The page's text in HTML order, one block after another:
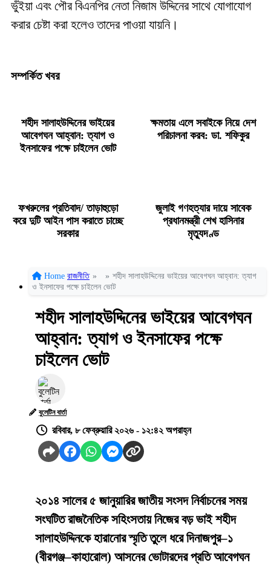
ভুঁইয়া এবং পৌর বিএনপির নেতা নিজাম উদ্দিনের সাথে যোগাযোগ
করার চেষ্টা করা হলেও তাদের পাওয়া যায়নি।
সম্পর্কিত খবর
শহীদ সালাহউদ্দিনের ভাইয়ের
আবেগঘন আহ্বান: ত্যাগ ও
ইনসাফের পক্ষে চাইলেন ভোট
ক্ষমতায় এলে সবাইকে নিয়ে দেশ
পরিচালনা করব: ডা. শফিকুর
ফখরুলের প্রতিবাদ/ তাড়াহুড়ো
করে দুটি আইন পাস করাতে চাচ্ছে
সরকার
জুলাই গণহত্যার দায়ে সাবেক
প্রধানমন্ত্রী শেখ হাসিনার
মৃত্যুদণ্ড
Home রাজনীতি » » শহীদ সালাহউদ্দিনের ভাইয়ের আবেগঘন আহ্বান: ত্যাগ
ও ইনসাফের পক্ষে চাইলেন ভোট
শহীদ সালাহউদ্দিনের ভাইয়ের আবেগঘন
আহ্বান: ত্যাগ ও ইনসাফের পক্ষে
চাইলেন ভোট
বুলেটিন বার্তা
রবিবার, ৮ ফেব্রুয়ারি ২০২৬ - ১২:৪২ অপরাহ্ন
২০১৪ সালের ৫ জানুয়ারির জাতীয় সংসদ নির্বাচনের সময়
সংঘটিত রাজনৈতিক সহিংসতায় নিজের বড় ভাই শহীদ
সালাহউদ্দিনকে হারানোর স্মৃতি তুলে ধরে দিনাজপুর–১
(বীরগঞ্জ–কাহারোল) আসনের ভোটারদের প্রতি আবেগঘন